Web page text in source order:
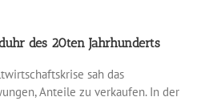
des 20ten Jahrhunderts
sah das
Anteile zu verkaufen. In der